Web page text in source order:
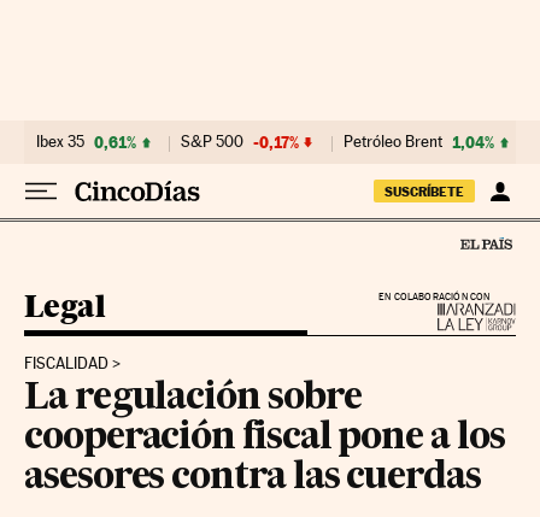
Ibex 35 0,61% S&P 500 -0,17% Petróleo Brent 1,04%
SUSCRÍBETE
EN COLABORACIÓN CON
Legal
FISCALIDAD
La regulación sobre
cooperación fiscal pone a los
asesores contra las cuerdas